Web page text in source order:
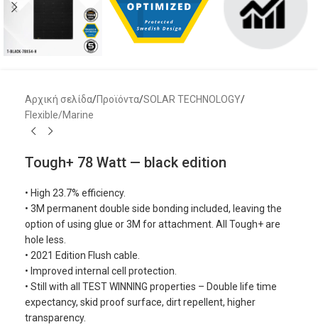
Αρχική σελίδα/Προϊόντα/SOLAR TECHNOLOGY/
Flexible/Marine
Tough+ 78 Watt — black edition
• High 23.7% efficiency.
• 3M permanent double side bonding included, leaving the
option of using glue or 3M for attachment. All Tough+ are
hole less.
• 2021 Edition Flush cable.
• Improved internal cell protection.
• Still with all TEST WINNING properties – Double life time
expectancy, skid proof surface, dirt repellent, higher
transparency.